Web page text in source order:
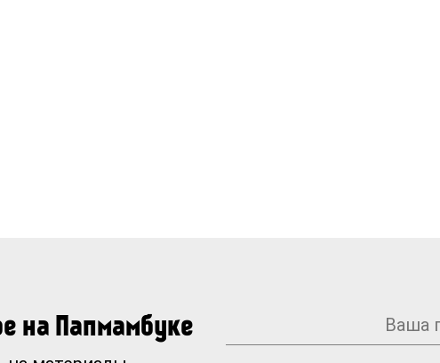
на Папмамбуке